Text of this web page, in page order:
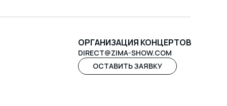
ОРГАНИЗАЦИЯ КОНЦЕРТОВ
DIRECT@ZIMA-SHOW.COM
ОСТАВИТЬ ЗАЯВКУ